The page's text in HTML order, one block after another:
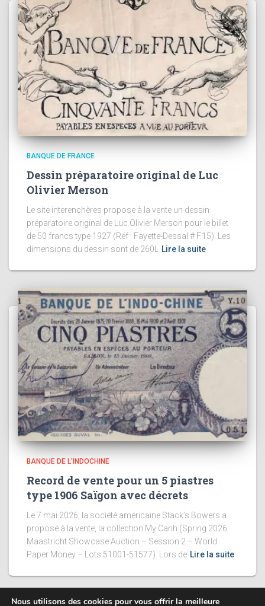
BANQUE DE FRANCE
Dessin préparatoire original de Luc
Olivier Merson
Le site interenchères propose à la vente un dessin
préparatoire original de Luc Olivier Merson pour le billet
de 50 francs type 1927 (Réf : Fayette-Dessal # F.15). Les
dimensions du dessin sont de 260L
Lire la suite
BANQUE DE L'INDOCHINE
Record de vente pour un 5 piastres
type 1906 Saïgon avec décrets
Le 7 mai 2026, la société américaine Stack’s Bowers a
proposé à la vente, la collection My Canh (Spring 2026
Maastricht Showcase Auction – Session 2 – World
Paper Money – Lots 51001-51577). Lors de Lire la suite
Nous utilisons des cookies pour vous offrir la meilleure